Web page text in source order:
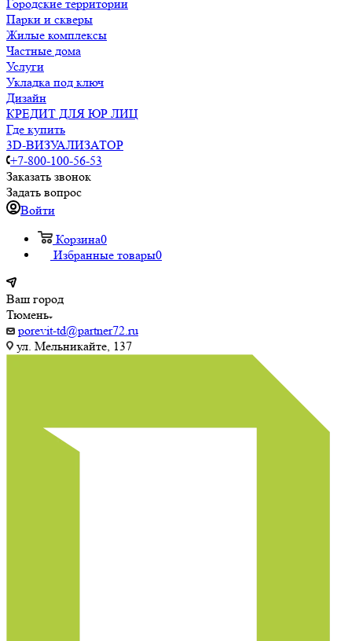
Городские территории
Парки и скверы
Жилые комплексы
Частные дома
Услуги
Укладка под ключ
Дизайн
КРЕДИТ ДЛЯ ЮР ЛИЦ
Где купить
3D-ВИЗУАЛИЗАТОР
+7-800-100-56-53
Заказать звонок
Задать вопрос
Войти
Корзина0
Избранные товары0
Ваш город
Тюмень
porevit-td@partner72.ru
ул. Мельникайте, 137